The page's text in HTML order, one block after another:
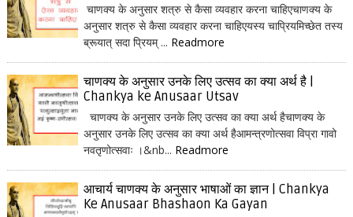
चाणक्य के अनुसार शत्रु से कैसा व्यवहार करना चाहिएचाणक्य के
अनुसार शत्रु से कैसा व्यवहार करना चाहिएयस्य चाप्रियमिच्छेत तस्य
ब्रूयात् सदा प्रियम् ... Readmore
चाणक्य के अनुसार उनके लिए उत्सव का क्या अर्थ है |
Chankya ke Anusaar Utsav
चाणक्य के अनुसार उनके लिए उत्सव का क्या अर्थ हैचाणक्य के
अनुसार उनके लिए उत्सव का क्या अर्थ हैआमन्त्रणोत्सवा विप्रा गावो
नवतृणोत्सवाः ।&nb... Readmore
आचार्य चाणक्य के अनुसार भाषाओं का ज्ञान | Chankya
Ke Anusaar Bhashaon Ka Gayan